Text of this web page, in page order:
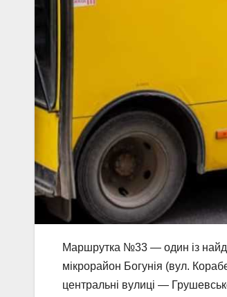
Маршрутка №33 — один із
мікрорайон Богунія (вул.
центральні вулиці —